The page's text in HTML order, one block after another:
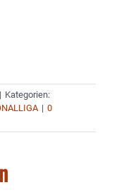
| Kategorien:
| 0